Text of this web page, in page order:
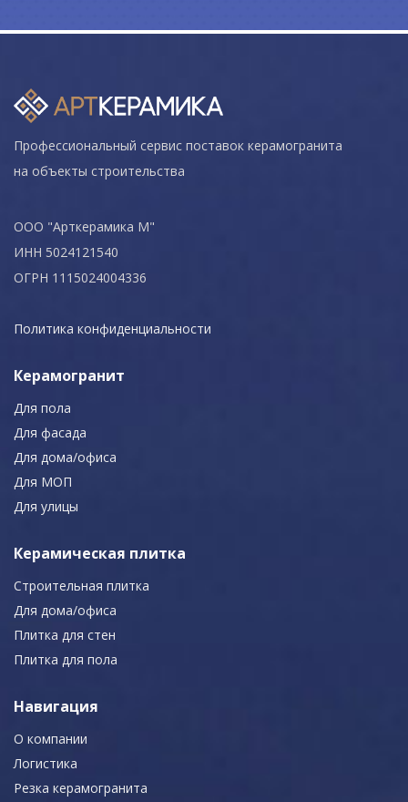
Профессиональный сервис поставок керамогранита
на объекты строительства
ООО "Арткерамика М"
ИНН 5024121540
ОГРН 1115024004336
Политика конфиденциальности
Керамогранит
Для пола
Для фасада
Для дома/офиса
Для МОП
Для улицы
Керамическая плитка
Строительная плитка
Для дома/офиса
Плитка для стен
Плитка для пола
Навигация
О компании
Логистика
Резка керамогранита